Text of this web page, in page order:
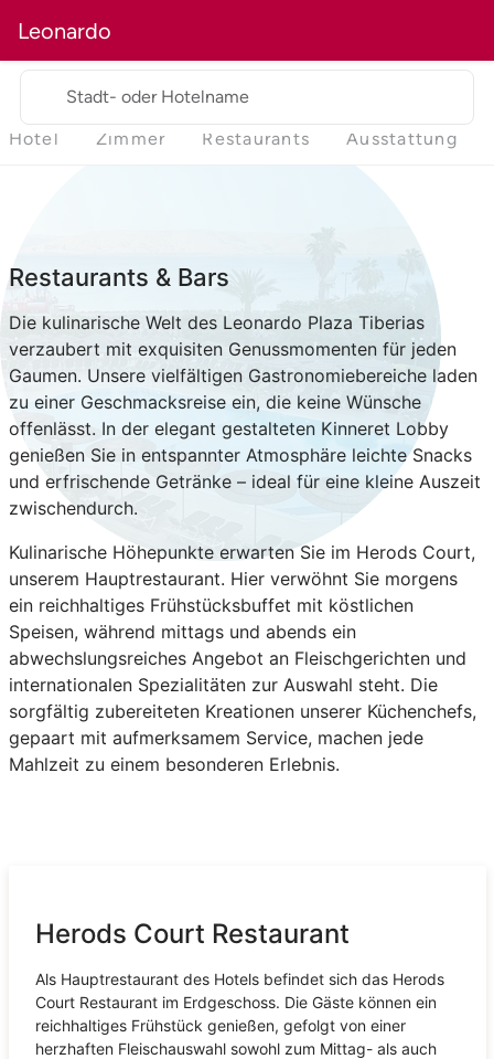
Leonardo
Stadt- oder Hotelname
Hotel Zimmer Restaurants Ausstattung
Restaurants & Bars
Die kulinarische Welt des Leonardo Plaza Tiberias
verzaubert mit exquisiten Genussmomenten für jeden
Gaumen. Unsere vielfältigen Gastronomiebereiche laden
zu einer Geschmacksreise ein, die keine Wünsche
offenlässt. In der elegant gestalteten Kinneret Lobby
genießen Sie in entspannter Atmosphäre leichte Snacks
und erfrischende Getränke – ideal für eine kleine Auszeit
zwischendurch.
Kulinarische Höhepunkte erwarten Sie im Herods Court,
unserem Hauptrestaurant. Hier verwöhnt Sie morgens
ein reichhaltiges Frühstücksbuffet mit köstlichen
Speisen, während mittags und abends ein
abwechslungsreiches Angebot an Fleischgerichten und
internationalen Spezialitäten zur Auswahl steht. Die
sorgfältig zubereiteten Kreationen unserer Küchenchefs,
gepaart mit aufmerksamem Service, machen jede
Mahlzeit zu einem besonderen Erlebnis.
Herods Court Restaurant
Als Hauptrestaurant des Hotels befindet sich das Herods
Court Restaurant im Erdgeschoss. Die Gäste können ein
reichhaltiges Frühstück genießen, gefolgt von einer
herzhaften Fleischauswahl sowohl zum Mittag- als auch